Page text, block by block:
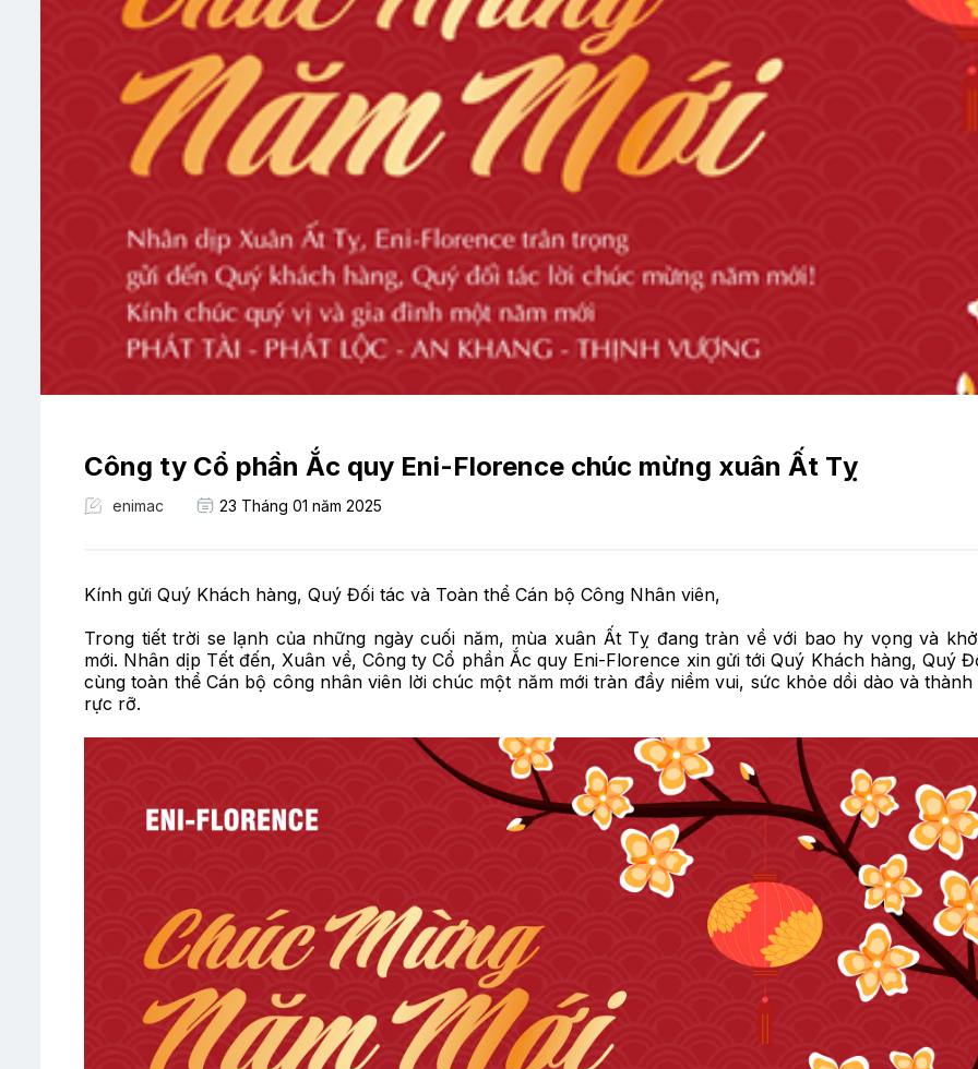
Công ty Cổ phần Ắc quy Eni-Florence chúc mừng xuân Ất Tỵ
enimac 23 Tháng 01 năm 2025
Kính gửi Quý Khách hàng, Quý Đối tác và Toàn thể Cán bộ Công Nhân viên,
Trong tiết trời se lạnh của những ngày cuối năm, mùa xuân Ất Tỵ đang tràn về với bao hy vọng và
mới. Nhân dịp Tết đến, Xuân về, Công ty Cổ phần Ắc quy Eni-Florence xin gửi tới Quý Khách hàng, Quý
cùng toàn thể Cán bộ công nhân viên lời chúc một năm mới tràn đầy niềm vui, sức khỏe dồi dào và thành
rực rỡ.